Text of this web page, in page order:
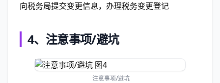
向税务局提交变更信息，办理税务变更登记
4、注意事项/避坑
注意事项/避坑